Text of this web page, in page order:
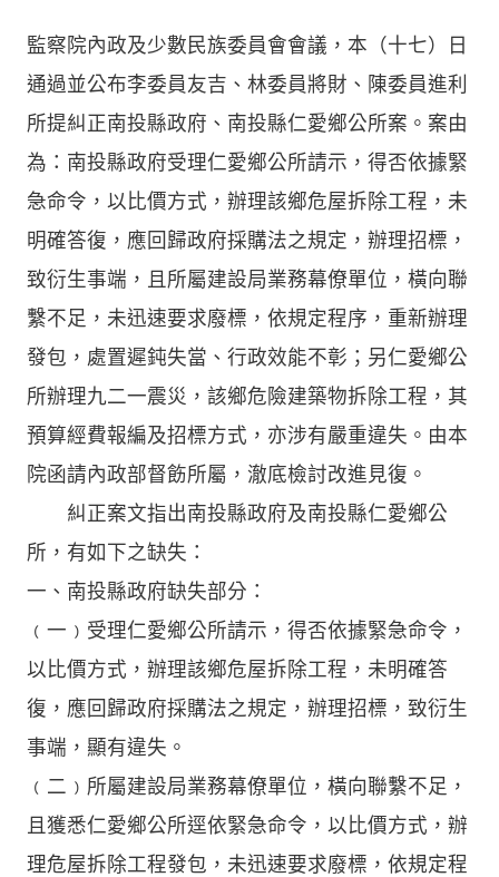
監察院內政及少數民族委員會會議，本（十七）日
通過並公布李委員友吉、林委員將財、陳委員進利
所提糾正南投縣政府、南投縣仁愛鄉公所案。案由
為：南投縣政府受理仁愛鄉公所請示，得否依據緊
急命令，以比價方式，辦理該鄉危屋拆除工程，未
明確答復，應回歸政府採購法之規定，辦理招標，
致衍生事端，且所屬建設局業務幕僚單位，橫向聯
繫不足，未迅速要求廢標，依規定程序，重新辦理
發包，處置遲鈍失當、行政效能不彰；另仁愛鄉公
所辦理九二一震災，該鄉危險建築物拆除工程，其
預算經費報編及招標方式，亦涉有嚴重違失。由本
院函請內政部督飭所屬，澈底檢討改進見復。
糾正案文指出南投縣政府及南投縣仁愛鄉公
所，有如下之缺失：
一、南投縣政府缺失部分：
﹙一﹚受理仁愛鄉公所請示，得否依據緊急命令，
以比價方式，辦理該鄉危屋拆除工程，未明確答
復，應回歸政府採購法之規定，辦理招標，致衍生
事端，顯有違失。
﹙二﹚所屬建設局業務幕僚單位，橫向聯繫不足，
且獲悉仁愛鄉公所逕依緊急命令，以比價方式，辦
理危屋拆除工程發包，未迅速要求廢標，依規定程